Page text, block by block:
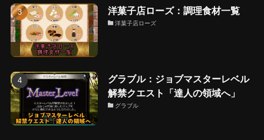
洋菓子店ローズ：調理食材一覧
洋菓子店ローズ
グラブル：ジョブマスターレベル
解禁クエスト「達人の領域へ」
グラブル